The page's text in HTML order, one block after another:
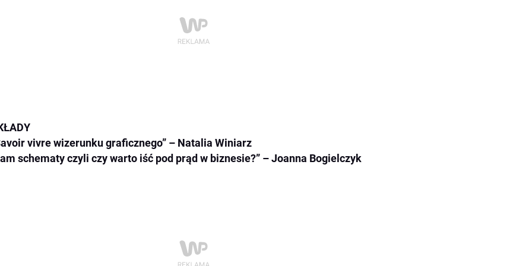
vivre wizerunku graficznego” – Natalia Winiarz
schematy czyli czy warto iść pod prąd w biznesie?” – Joanna Bogielczyk